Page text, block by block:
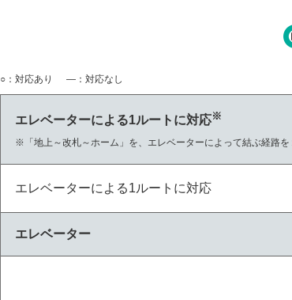
○：対応あり ―：対応なし
エレベーターによる1ルートに対応※
「地上～改札～ホーム」を、エレベーターによって結ぶ経路
エレベーターによる1ルートに対応
エレベーター